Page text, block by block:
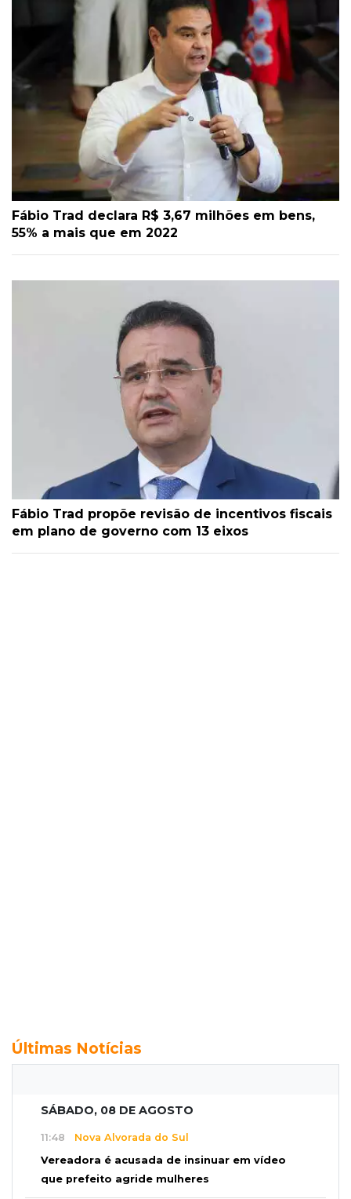
Fábio Trad declara R$ 3,67 milhões em bens,
55% a mais que em 2022
Fábio Trad propõe revisão de incentivos fiscais
em plano de governo com 13 eixos
Últimas Notícias
SÁBADO, 08 DE AGOSTO
11:48 Nova Alvorada do Sul
Vereadora é acusada de insinuar em vídeo
que prefeito agride mulheres